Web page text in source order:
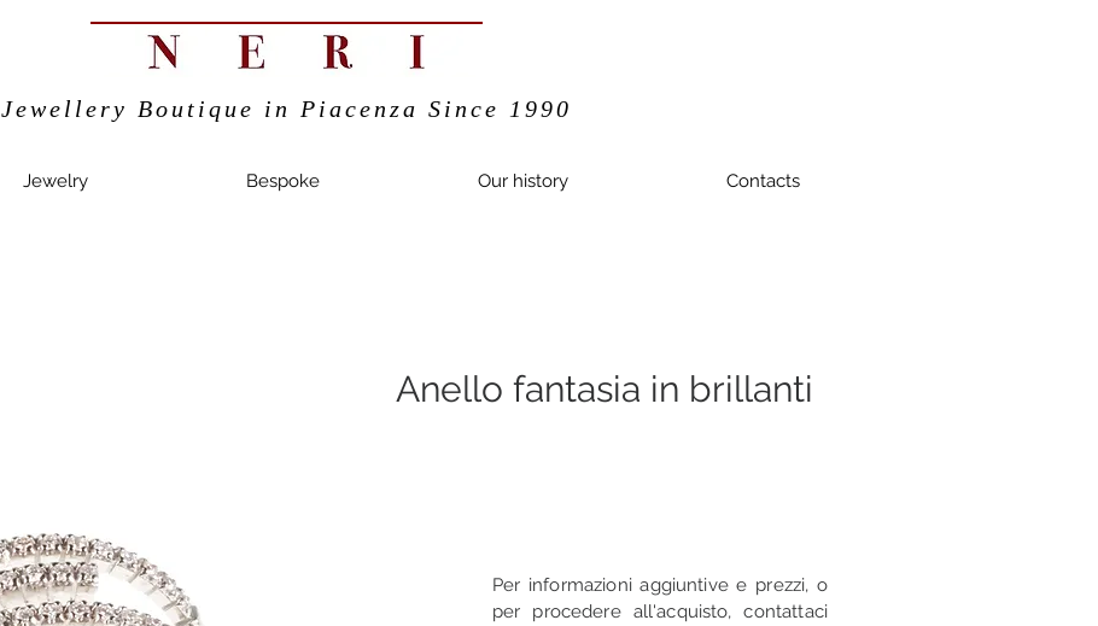
Jewellery Boutique in Piacenza Since 1990
Jewelry Bespoke Our history Contacts
Anello fantasia in brillanti
Per informazioni aggiuntive e prezzi, o
per procedere all'acquisto, contattaci